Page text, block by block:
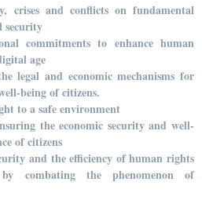
crises and conflicts on fundamental
security
commitments to enhance human
age
legal and economic mechanisms for
being of citizens.
to a safe environment
the economic security and well-
of citizens
and the efficiency of human rights
by combating the phenomenon of